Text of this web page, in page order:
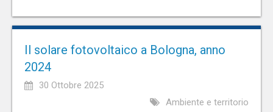
Il solare fotovoltaico a Bologna, anno
2024
30 Ottobre 2025
Ambiente e territorio